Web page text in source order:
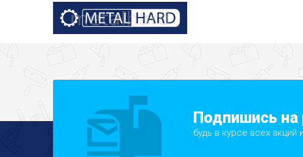
Подпишись на
будь в курсе всех